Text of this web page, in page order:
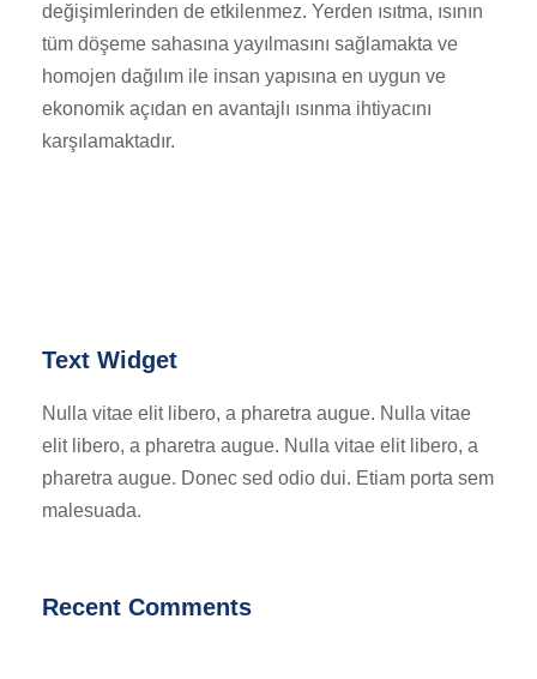
değişimlerinden de etkilenmez. Yerden ısıtma, ısının
tüm döşeme sahasına yayılmasını sağlamakta ve
homojen dağılım ile insan yapısına en uygun ve
ekonomik açıdan en avantajlı ısınma ihtiyacını
karşılamaktadır.
Text Widget
Nulla vitae elit libero, a pharetra augue. Nulla vitae
elit libero, a pharetra augue. Nulla vitae elit libero, a
pharetra augue. Donec sed odio dui. Etiam porta sem
malesuada.
Recent Comments